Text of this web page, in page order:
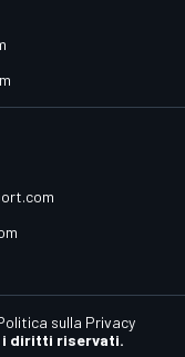
i diritti riservati.
sulla Privacy